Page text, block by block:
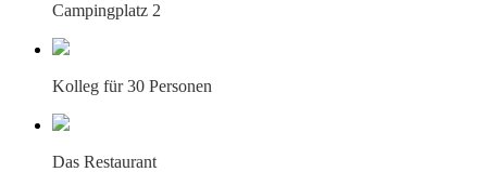
Campingplatz 2
Kolleg für 30 Personen
Das Restaurant